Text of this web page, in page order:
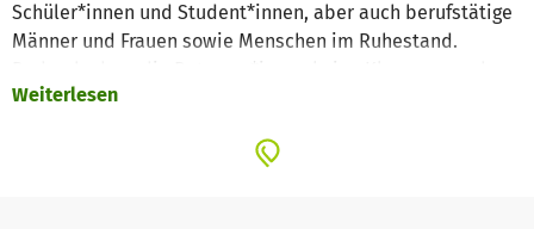
Schüler*innen und Student*innen, aber auch berufstätige
Männer und Frauen sowie Menschen im Ruhestand.
immer nur ein bis zwei Personen betreuen, entstehen sehr
Unterstützung weit über das reine Lernen hinaus.
Weiterlesen